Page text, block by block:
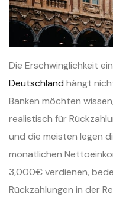
Die Erschwinglichkeit
Deutschland hängt
Banken möchten
realistisch für
und die meisten legen
monatlichen
3,000€ verdienen,
Rückzahlungen in der